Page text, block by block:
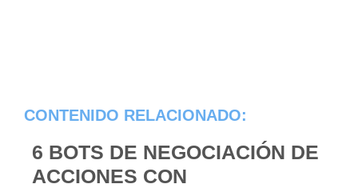
CONTENIDO RELACIONADO:
6 BOTS DE NEGOCIACIÓN DE
ACCIONES CON